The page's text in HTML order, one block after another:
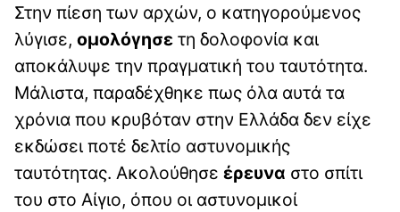
Στην πίεση των αρχών, ο κατηγορούμενος
λύγισε, ομολόγησε τη δολοφονία και
αποκάλυψε την πραγματική του ταυτότητα.
Μάλιστα, παραδέχθηκε πως όλα αυτά τα
χρόνια που κρυβόταν στην Ελλάδα δεν είχε
εκδώσει ποτέ δελτίο αστυνομικής
ταυτότητας. Ακολούθησε έρευνα στο σπίτι
του στο Αίγιο, όπου οι αστυνομικοί